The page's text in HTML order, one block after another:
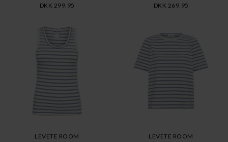
DKK 299,95 DKK 269,95
LEVETE ROOM LEVETE ROOM